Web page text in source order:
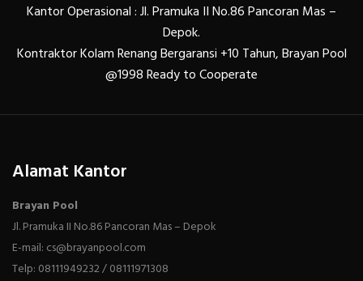
Kantor Operasional : Jl. Pramuka II No.86 Pancoran Mas –
Depok.
Kontraktor Kolam Renang Bergaransi +10 Tahun, Brayan Pool
@1998 Ready to Cooperate
Alamat Kantor
Brayan Pool
Jl. Pramuka II No.86 Pancoran Mas – Depok
E-mail: cs@brayanpool.com
Telp: 08111949232 / 08111971308